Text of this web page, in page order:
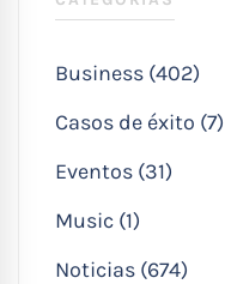
Business (402)
Casos de éxito (7)
Eventos (31)
Music (1)
Noticias (674)